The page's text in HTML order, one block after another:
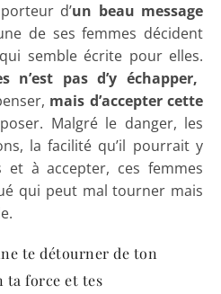
d’un beau message
de ses femmes décident
semble écrite pour elles.
n’est pas d’y échapper,
mais d’accepter cette
Malgré le danger, les
la facilité qu’il pourrait y
à accepter, ces femmes
qui peut mal tourner mais
te détourner de ton
ta force et tes